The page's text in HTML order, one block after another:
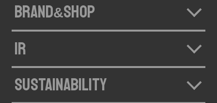
BRAND&SHOP
IR
SUSTAINABILITY